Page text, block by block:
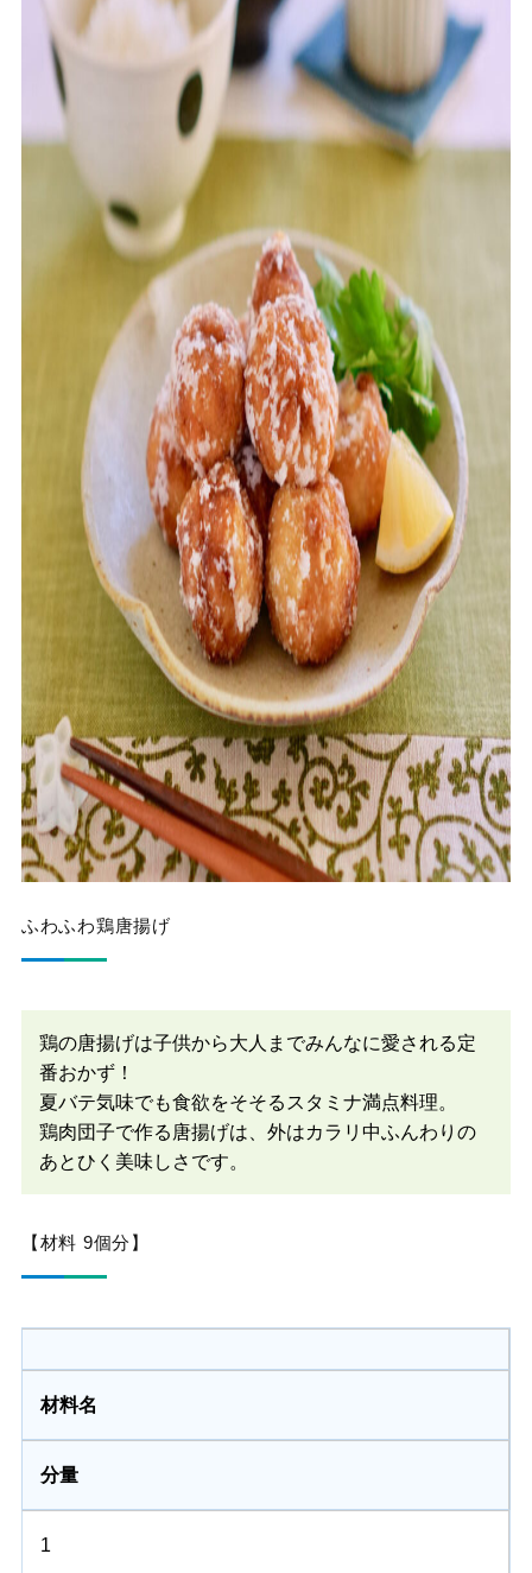
ふわふわ鶏唐揚げ
鶏の唐揚げは子供から大人までみんなに愛される定
番おかず！
夏バテ気味でも食欲をそそるスタミナ満点料理。
鶏肉団子で作る唐揚げは、外はカラリ中ふんわりの
あとひく美味しさです。
【材料 9個分】
材料名
分量
1